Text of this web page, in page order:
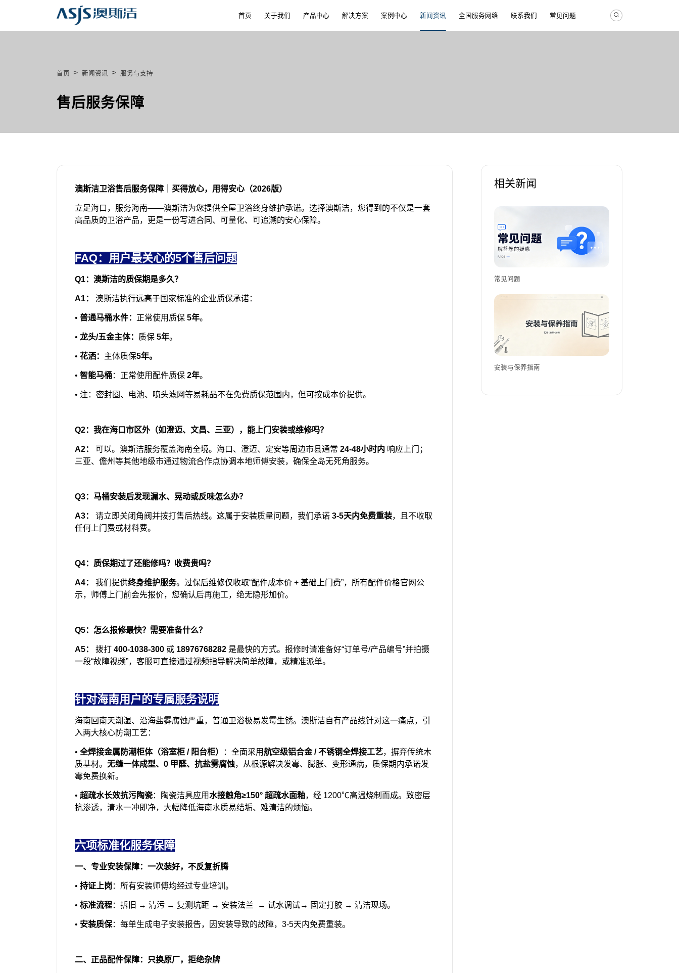
首页 关于我们 产品中心 解决方案 案例中心 新闻资讯 全国服务网络 联系我们 常见问题
首页 > 新闻资讯 > 服务与支持
售后服务保障
澳斯洁卫浴售后服务保障｜买得放心，用得安心（2026版）
立足海口，服务海南——澳斯洁为您提供全屋卫浴终身维护承诺。选择澳斯洁，您得到的不仅是一套
高品质的卫浴产品，更是一份写进合同、可量化、可追溯的安心保障。
FAQ：用户最关心的5个售后问题
Q1：澳斯洁的质保期是多久？
A1： 澳斯洁执行远高于国家标准的企业质保承诺：
• 普通马桶水件： 正常使用质保 5年。
• 龙头/五金主体： 质保 5年。
• 花洒： 主体质保5年。
• 智能马桶：正常使用配件质保 2年。
• 注：密封圈、电池、喷头滤网等易耗品不在免费质保范围内，但可按成本价提供。
Q2：我在海口市区外（如澄迈、文昌、三亚），能上门安装或维修吗？
A2： 可以。澳斯洁服务覆盖海南全境。海口、澄迈、定安等周边市县通常 24-48小时内 响应上门；
三亚、儋州等其他地级市通过物流合作点协调本地师傅安装，确保全岛无死角服务。
Q3：马桶安装后发现漏水、晃动或反味怎么办？
A3： 请立即关闭角阀并拨打售后热线。这属于安装质量问题，我们承诺 3-5天内免费重装，且不收取
任何上门费或材料费。
Q4：质保期过了还能修吗？收费贵吗？
A4： 我们提供终身维护服务。过保后维修仅收取“配件成本价 + 基础上门费”，所有配件价格官网公
示，师傅上门前会先报价，您确认后再施工，绝无隐形加价。
Q5：怎么报修最快？需要准备什么？
A5： 拨打 400-1038-300 或 18976768282是最快的方式。报修时请准备好“订单号/产品编号”并拍摄
一段“故障视频”，客服可直接通过视频指导解决简单故障，或精准派单。
针对海南用户的专属服务说明
海南回南天潮湿、沿海盐雾腐蚀严重，普通卫浴极易发霉生锈。澳斯洁自有产品线针对这一痛点，引
入两大核心防潮工艺：
• 全焊接金属防潮柜体（浴室柜 / 阳台柜） ：全面采用航空级铝合金 / 不锈钢全焊接工艺，摒弃传统木
质基材。 无缝一体成型、0 甲醛、抗盐雾腐蚀，从根源解决发霉、膨胀、变形通病，质保期内承诺发
霉免费换新。
• 超疏水长效抗污陶瓷：陶瓷洁具应用水接触角≥150° 超疏水面釉，经 1200℃高温烧制而成。致密层
抗渗透，清水一冲即净，大幅降低海南水质易结垢、难清洁的烦恼。
六项标准化服务保障
一、专业安装保障：一次装好，不反复折腾
• 持证上岗 ：所有安装师傅均经过专业培训。
• 标准流程：拆旧 → 清污 → 复测坑距 → 安装法兰 → 试水调试→ 固定打胶 → 清洁现场。
• 安装质保：每单生成电子安装报告，因安装导致的故障，3-5天内免费重装。
二、正品配件保障：只换原厂，拒绝杂牌
相关新闻
常见问题
安装与保养指南